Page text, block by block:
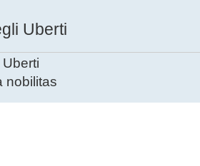
Uberti
nobilitas